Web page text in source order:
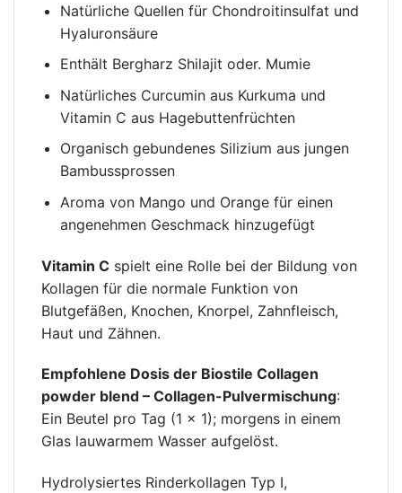
Natürliche Quellen für Chondroitinsulfat und
Hyaluronsäure
Enthält Bergharz Shilajit oder. Mumie
Natürliches Curcumin aus Kurkuma und
Vitamin C aus Hagebuttenfrüchten
Organisch gebundenes Silizium aus jungen
Bambussprossen
Aroma von Mango und Orange für einen
angenehmen Geschmack hinzugefügt
Vitamin C spielt eine Rolle bei der Bildung von
Kollagen für die normale Funktion von
Blutgefäßen, Knochen, Knorpel, Zahnfleisch,
Haut und Zähnen.
Empfohlene Dosis der Biostile Collagen
powder blend – Collagen-Pulvermischung:
Ein Beutel pro Tag (1 × 1); morgens in einem
Glas lauwarmem Wasser aufgelöst.
Hydrolysiertes Rinderkollagen Typ I,